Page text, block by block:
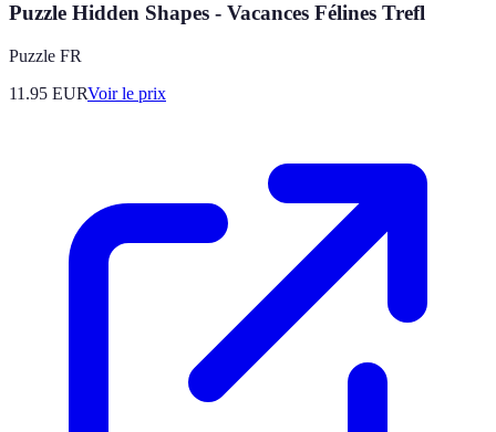
Puzzle Hidden Shapes - Vacances Félines Trefl
Puzzle FR
11.95 EURVoir le prix